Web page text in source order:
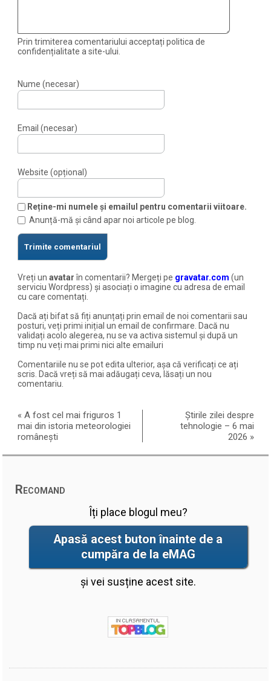
Prin trimiterea comentariului acceptați politica de
confidențialitate a site-ului.
Nume (necesar)
Email (necesar)
Website (opțional)
Reține-mi numele și emailul pentru comentarii viitoare.
Anunță-mă și când apar noi articole pe blog.
Vreți unavatarîn comentarii? Mergeți pe gravatar.com (un
serviciu Wordpress) și asociați o imagine cu adresa de email
cu care comentați.
Dacă ați bifat să fiți anunțați prin email de noi comentarii sau
posturi, veți primi inițial un email de confirmare. Dacă nu
validați acolo alegerea, nu se va activa sistemul și după un
timp nu veți mai primi nici alte emailuri
Comentariile nu se pot edita ulterior, așa că verificați ce ați
scris. Dacă vreți să mai adăugați ceva, lăsați un nou
comentariu.
«A fost cel mai friguros 1
mai din istoria meteorologiei
românești
Știrile zilei despre
tehnologie – 6 mai
2026 »
Recomand
Îți place blogul meu?
Apasă acest buton înainte de a
cumpăra de la eMAG
și vei susține acest site.